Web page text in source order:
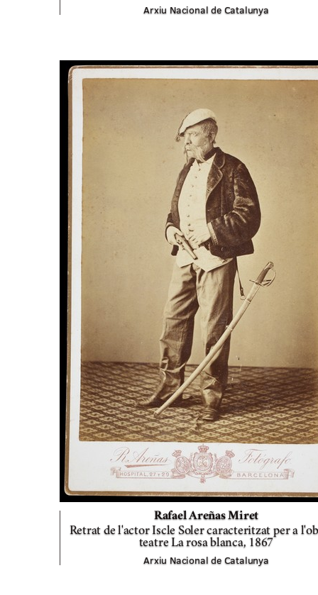
Arxiu Nacional de Catalunya
Rafael Areñas Miret
Retrat de l'actor Iscle Soler caracteritzat per a
teatre La rosa blanca, 1867
Arxiu Nacional de Catalunya